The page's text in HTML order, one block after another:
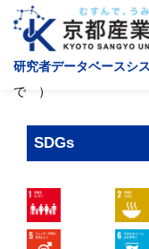
研究者データベースシ
で ）
SDGs